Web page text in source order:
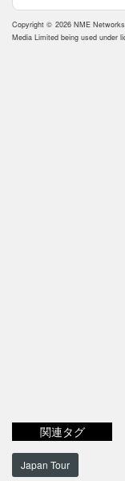
Copyright © 2026 NME
Media Limited being used under
関連タグ
Japan Tour